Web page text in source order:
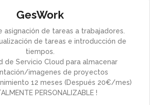
GesWork
de tareas a trabajadores.
de tareas e introducción de
tiempos.
de Servicio Cloud para almacenar
imagenes de proyectos
12 meses (Después 20€/mes)
PERSONALIZABLE !